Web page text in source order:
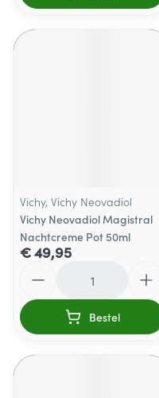
Vichy, Vichy Neovadiol
Vichy Neovadiol Magistral
Nachtcreme Pot 50ml
€ 49,95
Bestel